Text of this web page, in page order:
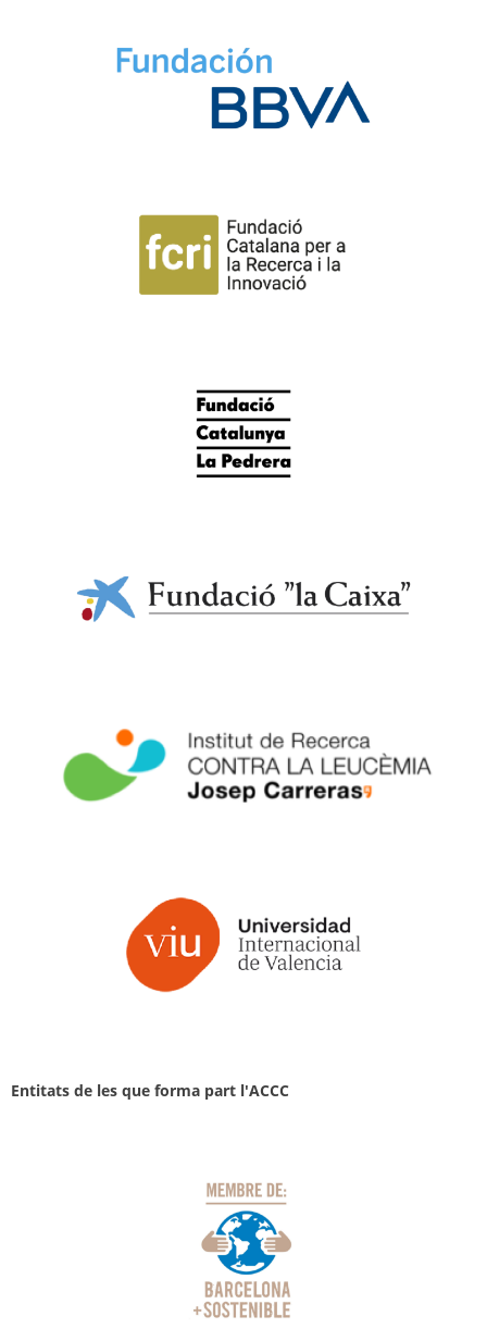
Entitats de les que forma part l'ACCC